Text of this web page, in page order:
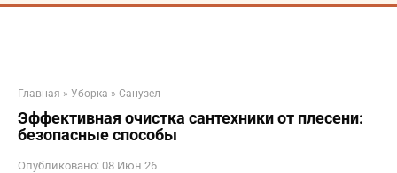
Главная » Уборка » Санузел
Эффективная очистка сантехники от плесени:
безопасные способы
Опубликовано: 08 Июн 26